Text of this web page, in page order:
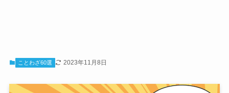
ことわざ60選 2023年11月8日